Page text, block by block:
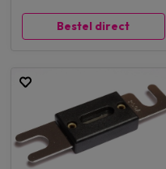
Bestel direct